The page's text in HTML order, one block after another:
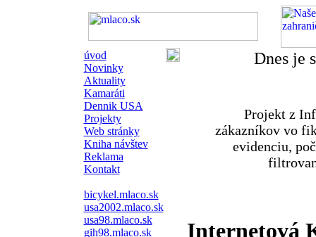
úvod
Novinky
Aktuality
Kamaráti
Dennik USA
Projekty
Web stránky
Kniha návštev
Reklama
Kontakt
bicykel.mlaco.sk
usa2002.mlaco.sk
usa98.mlaco.sk
gih98.mlaco.sk
Dnes je
Projekt z
zákazníkov vo
evidenciu,
Internetová